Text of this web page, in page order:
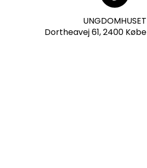
UNGDOMHUSET
Dortheavej 61, 2400